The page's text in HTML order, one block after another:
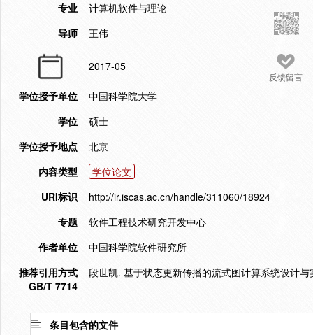
反馈留言
专业
计算机软件与理论
导师
王伟
2017-05
学位授予单位
中国科学院大学
学位
硕士
学位授予地点
北京
内容类型
学位论文
URI标识
http://ir.iscas.ac.cn/handle/311060/18924
专题
软件工程技术研究开发中心
作者单位
中国科学院软件研究所
推荐引用方式
GB/T 7714
段世凯. 基于状态更新传播的流式图计算系统设计
条目包含的文件